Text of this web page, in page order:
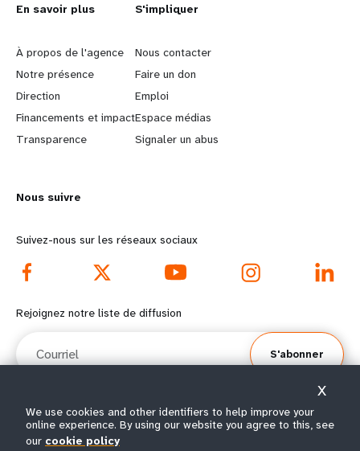
L
e
a
r
n
o
r
e
f
o
t
e
En savoir plus
À propos de l'agence
Notre présence
Direction
Financements et impact
Transparence
G
o
b
e
y
d
o
t
e
r
S'impliquer
Nous contacter
Faire un don
Emploi
Espace médias
Signaler un abus
Nous suivre
Suivez-nous sur les réseaux sociaux
Rejoignez notre liste de diffusion
S'abonner
© Tous droits réservés 2026.
We use cookies and other identifiers to help improve your
online experience. By using our website you agree to this, see
our cookie policy
X